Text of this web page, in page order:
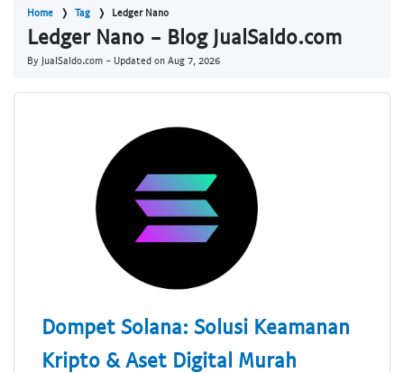
Home Tag Ledger Nano
Ledger Nano - Blog JualSaldo.com
By JualSaldo.com - Updated on Aug 7, 2026
Dompet Solana: Solusi Keamanan
Kripto & Aset Digital Murah